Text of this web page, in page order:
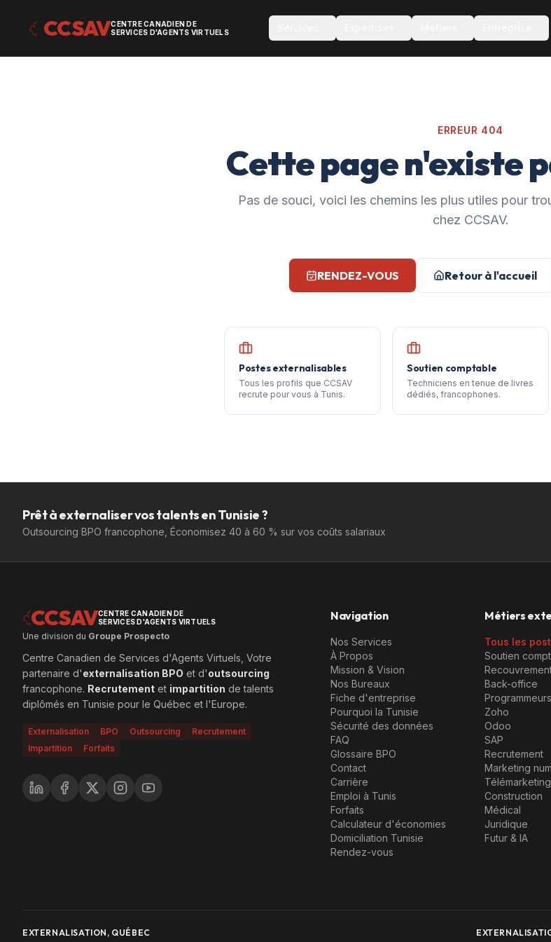
CCSAVCENTRE CANADIEN DE
SERVICES D'AGENTS VIRTUELS
ERREUR 404
Cette page n'existe
Pas de souci, voici les chemins les plus utiles pour
chez CCSAV.
RENDEZ-VOUS Retour à l'accueil
Postes externalisables
Tous les profils que CCSAV
recrute pour vous à Tunis.
Soutien comptable
Techniciens en tenue de livres
dédiés, francophones.
Prêt à externaliser vos talents en Tunisie ?
Outsourcing BPO francophone, Économisez 40 à 60 % sur vos coûts salariaux
CCSAVCENTRE CANADIEN DE
SERVICES D'AGENTS VIRTUELS
Une division du Groupe Prospecto
Centre Canadien de Services d'Agents Virtuels, Votre
partenaire d'externalisation BPO et d'outsourcing
francophone. Recrutement et impartition de talents
diplômés en Tunisie pour le Québec et l'Europe.
Externalisation BPO Outsourcing
Recrutement
Impartition
Forfaits
Navigation
Nos Services
À Propos
Mission & Vision
Nos Bureaux
Fiche d'entreprise
Pourquoi la Tunisie
Sécurité des données
FAQ
Glossaire BPO
Contact
Carrière
Emploi à Tunis
Forfaits
Calculateur d'économies
Domiciliation Tunisie
Rendez-vous
Métiers
Tous les
Soutien
Back-office
Zoho
Odoo
SAP
Recrutement
Marketing
Télémarketing
Construction
Médical
Juridique
Futur & IA
EXTERNALISATION, QUÉBEC